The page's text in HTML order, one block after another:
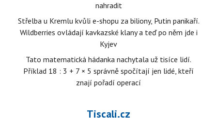
nahradit
Střelba u Kremlu kvůli e-shopu za biliony, Putin panikaří.
Wildberries ovládají kavkazské klany a teď po něm jde i
Kyjev
Tato matematická hádanka nachytala už tisíce lidí.
Příklad 18 : 3 + 7 × 5 správně spočítají jen lidé, kteří
znají pořadí operací
Tiscali.cz